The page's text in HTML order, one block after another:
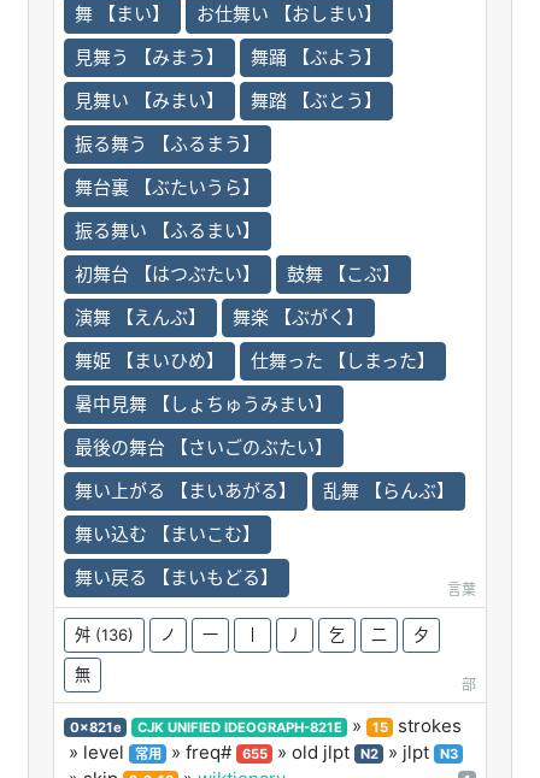
舞 【まい】
お仕舞い 【おしまい】
見舞う 【みまう】
舞踊 【ぶよう】
見舞い 【みまい】
舞踏 【ぶとう】
振る舞う 【ふるまう】
舞台裏 【ぶたいうら】
振る舞い 【ふるまい】
初舞台 【はつぶたい】
鼓舞 【こぶ】
演舞 【えんぶ】
舞楽 【ぶがく】
舞姫 【まいひめ】
仕舞った 【しまった】
暑中見舞 【しょちゅうみまい】
最後の舞台 【さいごのぶたい】
舞い上がる 【まいあがる】
乱舞 【らんぶ】
舞い込む 【まいこむ】
舞い戻る 【まいもどる】
言葉
舛 (136) ノ 一 丨 丿 乞 二 夕
無
部
0x821e CJK UNIFIED IDEOGRAPH-821E » 15
strokes
» level
常用 » freq# 655 » old jlpt N2 » jlpt N3